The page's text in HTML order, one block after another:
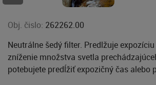
Obj. čislo: 262262.00
Neutrálne šedý filter. Predlžuje
zníženie množstva svetla
potebujete predĺžiť expozičný čas alebo